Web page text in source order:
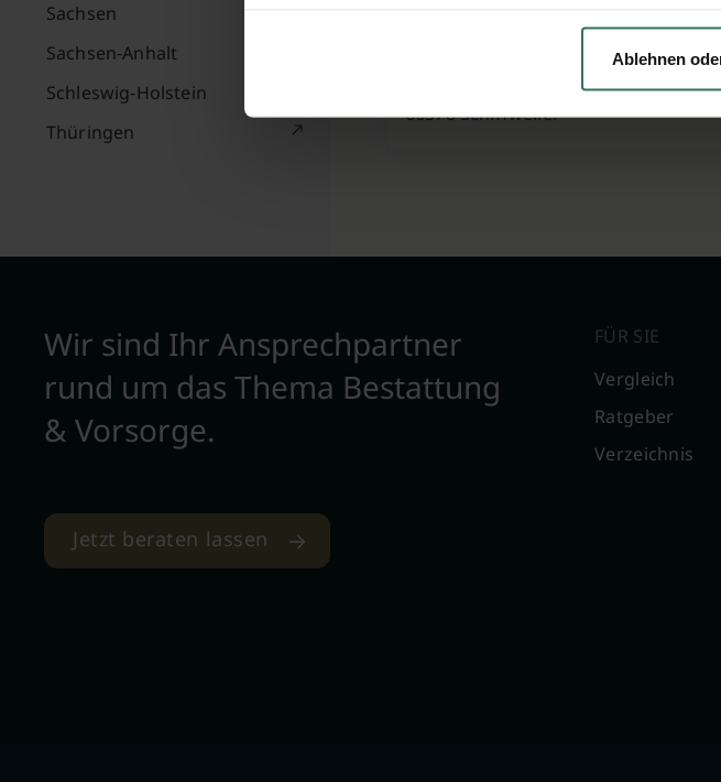
Ablehnen
Sachsen
Sachsen-Anhalt
Schleswig-Holstein
Thüringen
66578 Schiffweiler
Wir sind Ihr Ansprechpartner
rund um das Thema Bestattung
& Vorsorge.
Jetzt beraten lassen
FÜR SIE
Vergleich
Ratgeber
Verzeichnis